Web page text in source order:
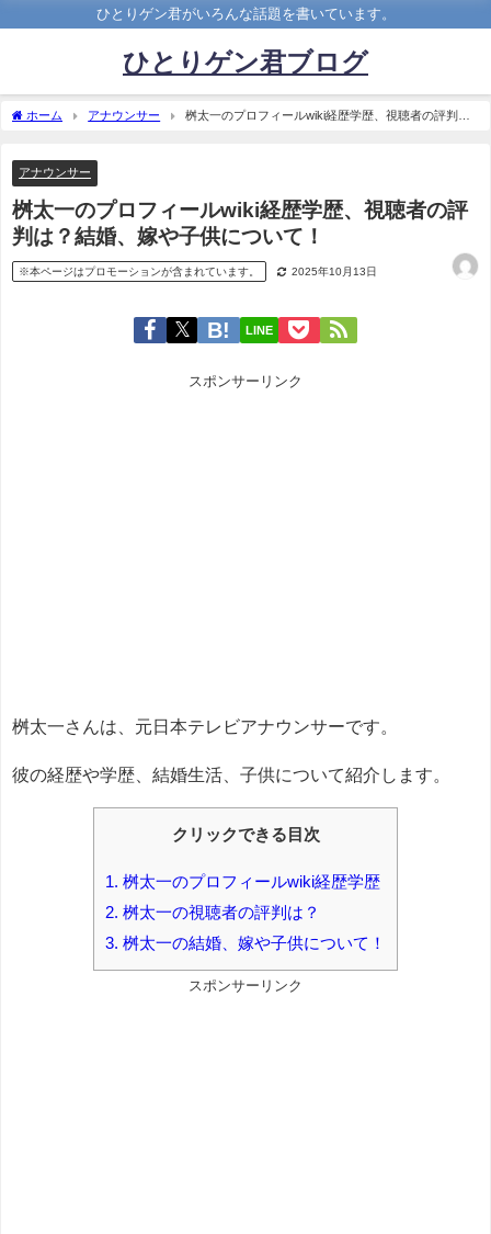
ひとりゲン君がいろんな話題を書いています。
ひとりゲン君ブログ
ホーム アナウンサー
桝太一のプロフィールwiki経歴学歴、視聴者の評判
アナウンサー
桝太一のプロフィールwiki経歴学歴、視聴者の評
判は？結婚、嫁や子供について！
※本ページはプロモーションが含まれています。 2025年10月13日
LINE
スポンサーリンク
桝太一さんは、元日本テレビアナウンサーです。
彼の経歴や学歴、結婚生活、子供について紹介します。
クリックできる目次
1. 桝太一のプロフィールwiki経歴学歴
2. 桝太一の視聴者の評判は？
3. 桝太一の結婚、嫁や子供について！
スポンサーリンク